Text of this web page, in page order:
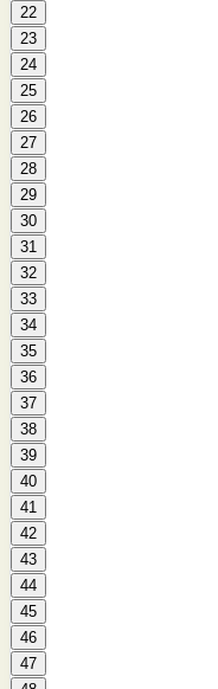
22
23
24
25
26
27
28
29
30
31
32
33
34
35
36
37
38
39
40
41
42
43
44
45
46
47